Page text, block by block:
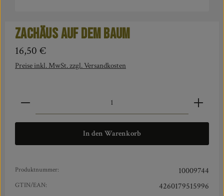
Zachäus auf dem Baum
Regulärer Preis:
16,50 €
Preise inkl. MwSt. zzgl. Versandkosten
Produkt Anzahl: Gib den gewünschten Wert ein oder
In den Warenkorb
Produktnummer: 10009744
GTIN/EAN:
4260179515996